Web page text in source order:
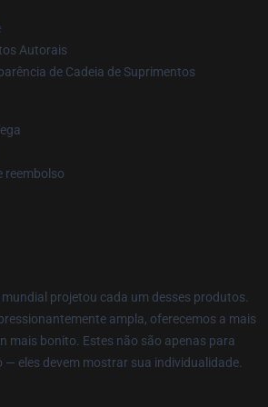
Autorais
de Cadeia de Suprimentos
reembolso
projetou cada um desses produtos.
ampla, oferecemos a mais
mais bonito. Estes não são apenas para
eles devem mostrar sua individualidade.